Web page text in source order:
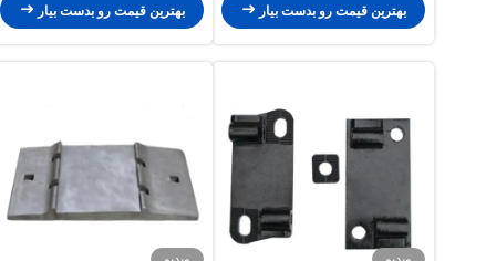
بهترین قیمت رو بدست بیار
بهترین قیمت رو بدست بیار